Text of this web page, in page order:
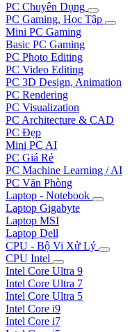
PC Chuyên Dụng
PC Gaming, Học Tập
Mini PC Gaming
Basic PC Gaming
PC Photo Editing
PC Video Editing
PC 3D Design, Animation
PC Rendering
PC Visualization
PC Architecture & CAD
PC Đẹp
Mini PC AI
PC Giá Rẻ
PC Machine Learning / AI
PC Văn Phòng
Laptop - Notebook
Laptop Gigabyte
Laptop MSI
Laptop Dell
CPU - Bộ Vi Xử Lý
CPU Intel
Intel Core Ultra 9
Intel Core Ultra 7
Intel Core Ultra 5
Intel Core i9
Intel Core i7